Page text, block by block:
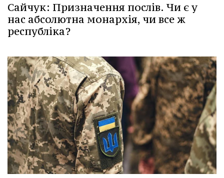
Сайчук: Призначення послів. Чи є у
нас абсолютна монархія, чи все ж
республіка?